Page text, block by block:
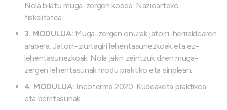
Nola bilatu muga-zergen kodea. Nazioarteko
fiskalitatea.
3. MODULUA: Muga-zergen onurak jatorri-herrialdearen
arabera. Jatorri-ziurtagiri lehentasunezkoak eta ez-
lehentasunezkoak. Nola jakin zeintzuk diren muga-
zergen lehentasunak modu praktiko eta sinplean.
4. MODULUA: Incoterms 2020. Kudeaketa praktikoa
eta berritasunak.